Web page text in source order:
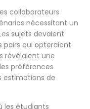
collaborateurs
nécessitant un
sujets devaient
pairs qui opteraient
révélaient une
préférences
estimations de
les étudiants